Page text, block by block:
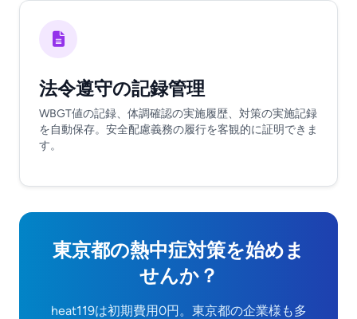
法令遵守の記録管理
WBGT値の記録、体調確認の実施履歴、対策の実施記録
を自動保存。安全配慮義務の履行を客観的に証明できま
す。
東京都の熱中症対策を始めま
せんか？
heat119は初期費用0円。東京都の企業様も多